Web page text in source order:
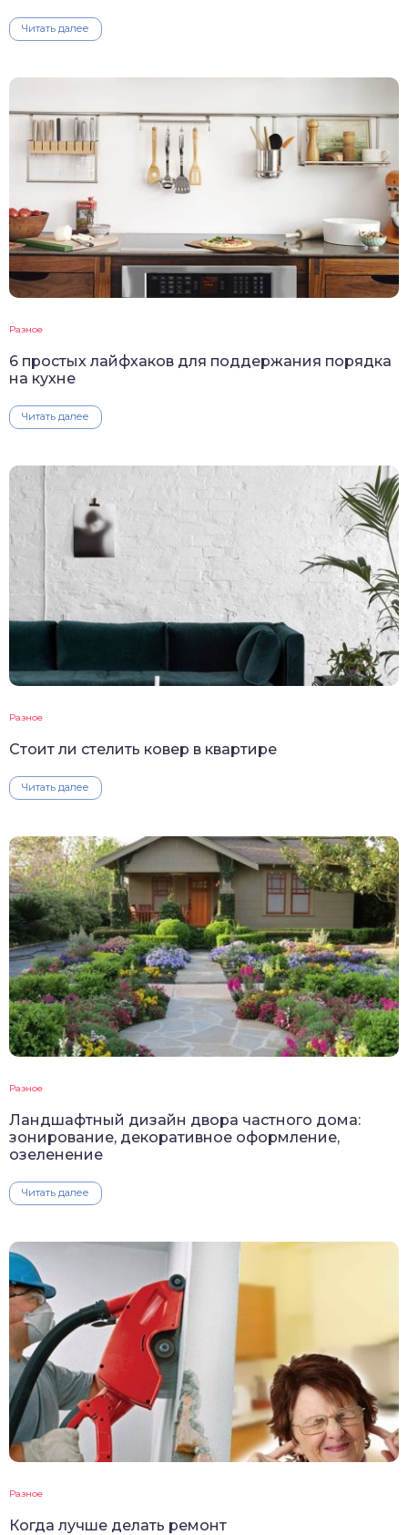
Читать далее
Разное
6 простых лайфхаков для поддержания порядка
на кухне
Читать далее
Разное
Стоит ли стелить ковер в квартире
Читать далее
Разное
Ландшафтный дизайн двора частного дома:
зонирование, декоративное оформление,
озеленение
Читать далее
Разное
Когда лучше делать ремонт